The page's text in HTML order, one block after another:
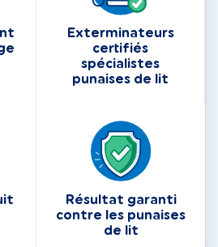
Exterminateurs
certifiés
spécialistes
punaises de lit
Résultat garanti
contre les punaises
de lit